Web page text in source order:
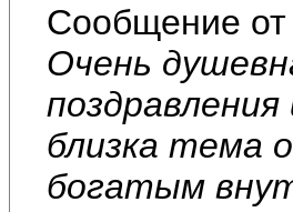
Сообщение от
Очень
близка тема
богатым